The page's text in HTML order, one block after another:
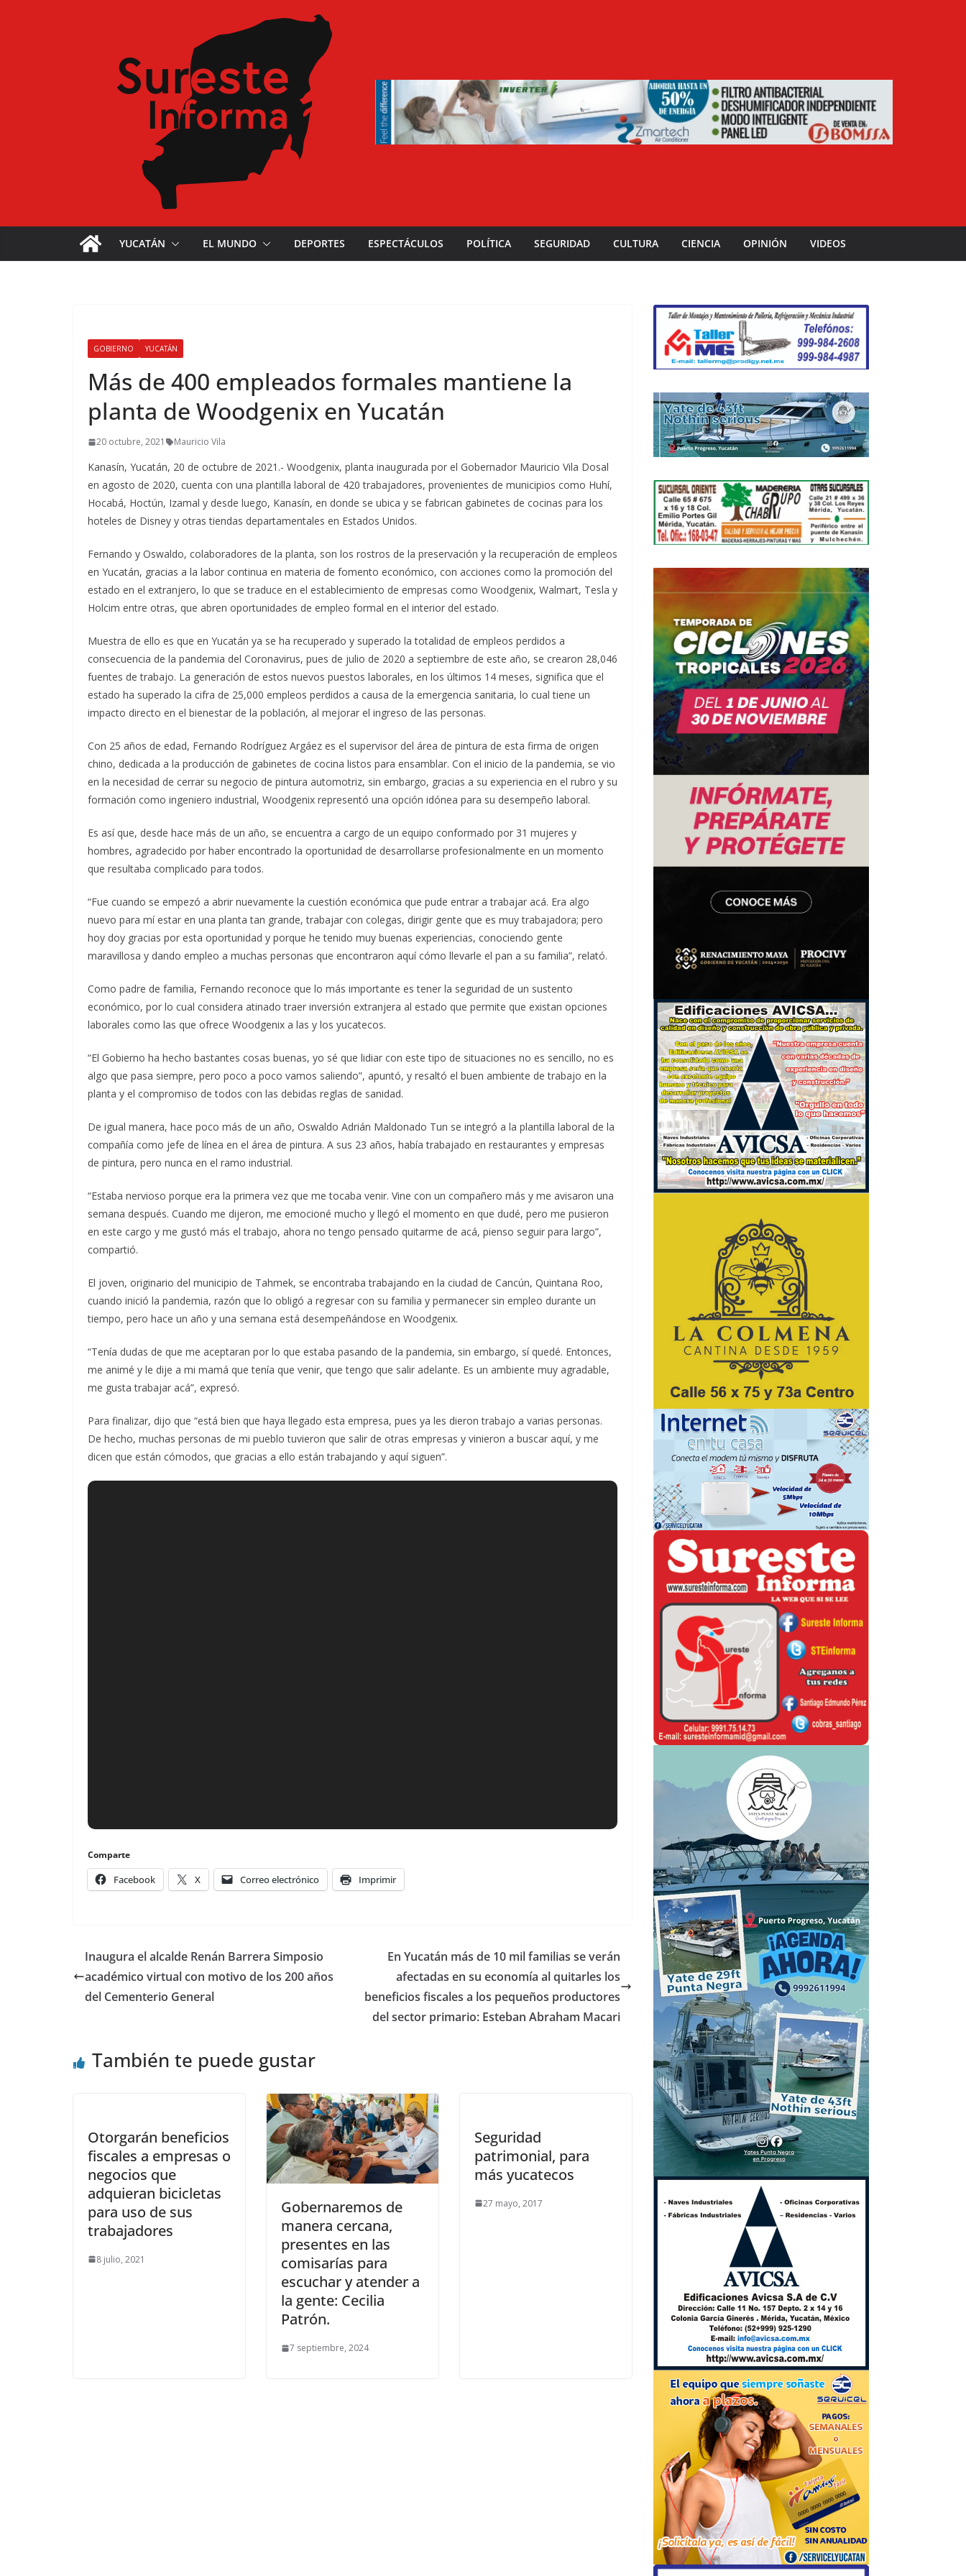
YUCATÁN EL MUNDO DEPORTES ESPECTÁCULOS POLÍTICA SEGURIDAD CULTURA CIENCIA OPINIÓN VIDEOS
GOBIERNO YUCATÁN
Más de 400 empleados formales mantiene la
planta de Woodgenix en Yucatán
20 octubre, 2021 Mauricio Vila
Kanasín, Yucatán, 20 de octubre de 2021.- Woodgenix, planta inaugurada por el Gobernador Mauricio Vila Dosal
en agosto de 2020, cuenta con una plantilla laboral de 420 trabajadores, provenientes de municipios como Huhí,
Hocabá, Hoctún, Izamal y desde luego, Kanasín, en donde se ubica y se fabrican gabinetes de cocinas para los
hoteles de Disney y otras tiendas departamentales en Estados Unidos.
Fernando y Oswaldo, colaboradores de la planta, son los rostros de la preservación y la recuperación de empleos
en Yucatán, gracias a la labor continua en materia de fomento económico, con acciones como la promoción del
estado en el extranjero, lo que se traduce en el establecimiento de empresas como Woodgenix, Walmart, Tesla y
Holcim entre otras, que abren oportunidades de empleo formal en el interior del estado.
Muestra de ello es que en Yucatán ya se ha recuperado y superado la totalidad de empleos perdidos a
consecuencia de la pandemia del Coronavirus, pues de julio de 2020 a septiembre de este año, se crearon 28,046
fuentes de trabajo. La generación de estos nuevos puestos laborales, en los últimos 14 meses, significa que el
estado ha superado la cifra de 25,000 empleos perdidos a causa de la emergencia sanitaria, lo cual tiene un
impacto directo en el bienestar de la población, al mejorar el ingreso de las personas.
Con 25 años de edad, Fernando Rodríguez Argáez es el supervisor del área de pintura de esta firma de origen
chino, dedicada a la producción de gabinetes de cocina listos para ensamblar. Con el inicio de la pandemia, se vio
en la necesidad de cerrar su negocio de pintura automotriz, sin embargo, gracias a su experiencia en el rubro y su
formación como ingeniero industrial, Woodgenix representó una opción idónea para su desempeño laboral.
Es así que, desde hace más de un año, se encuentra a cargo de un equipo conformado por 31 mujeres y
hombres, agradecido por haber encontrado la oportunidad de desarrollarse profesionalmente en un momento
que resultaba complicado para todos.
“Fue cuando se empezó a abrir nuevamente la cuestión económica que pude entrar a trabajar acá. Era algo
nuevo para mí estar en una planta tan grande, trabajar con colegas, dirigir gente que es muy trabajadora; pero
hoy doy gracias por esta oportunidad y porque he tenido muy buenas experiencias, conociendo gente
maravillosa y dando empleo a muchas personas que encontraron aquí cómo llevarle el pan a su familia”, relató.
Como padre de familia, Fernando reconoce que lo más importante es tener la seguridad de un sustento
económico, por lo cual considera atinado traer inversión extranjera al estado que permite que existan opciones
laborales como las que ofrece Woodgenix a las y los yucatecos.
“El Gobierno ha hecho bastantes cosas buenas, yo sé que lidiar con este tipo de situaciones no es sencillo, no es
algo que pasa siempre, pero poco a poco vamos saliendo”, apuntó, y resaltó el buen ambiente de trabajo en la
planta y el compromiso de todos con las debidas reglas de sanidad.
De igual manera, hace poco más de un año, Oswaldo Adrián Maldonado Tun se integró a la plantilla laboral de la
compañía como jefe de línea en el área de pintura. A sus 23 años, había trabajado en restaurantes y empresas
de pintura, pero nunca en el ramo industrial.
“Estaba nervioso porque era la primera vez que me tocaba venir. Vine con un compañero más y me avisaron una
semana después. Cuando me dijeron, me emocioné mucho y llegó el momento en que dudé, pero me pusieron
en este cargo y me gustó más el trabajo, ahora no tengo pensado quitarme de acá, pienso seguir para largo”,
compartió.
El joven, originario del municipio de Tahmek, se encontraba trabajando en la ciudad de Cancún, Quintana Roo,
cuando inició la pandemia, razón que lo obligó a regresar con su familia y permanecer sin empleo durante un
tiempo, pero hace un año y una semana está desempeñándose en Woodgenix.
“Tenía dudas de que me aceptaran por lo que estaba pasando de la pandemia, sin embargo, sí quedé. Entonces,
me animé y le dije a mi mamá que tenía que venir, que tengo que salir adelante. Es un ambiente muy agradable,
me gusta trabajar acá”, expresó.
Para finalizar, dijo que “está bien que haya llegado esta empresa, pues ya les dieron trabajo a varias personas.
De hecho, muchas personas de mi pueblo tuvieron que salir de otras empresas y vinieron a buscar aquí, y me
dicen que están cómodos, que gracias a ello están trabajando y aquí siguen”.
Comparte
Facebook X Correo electrónico Imprimir
Inaugura el alcalde Renán Barrera Simposio
académico virtual con motivo de los 200 años
del Cementerio General
En Yucatán más de 10 mil familias se verán
afectadas en su economía al quitarles los
beneficios fiscales a los pequeños productores
del sector primario: Esteban Abraham Macari
También te puede gustar
Otorgarán beneficios
fiscales a empresas o
negocios que
adquieran bicicletas
para uso de sus
trabajadores
8 julio, 2021
Gobernaremos de
manera cercana,
presentes en las
comisarías para
escuchar y atender a
la gente: Cecilia
Patrón.
7 septiembre, 2024
Seguridad
patrimonial, para
más yucatecos
27 mayo, 2017